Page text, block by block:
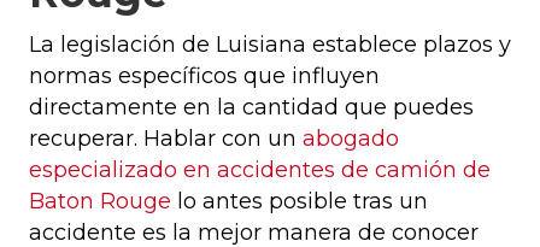
La legislación de Luisiana establece plazos y
normas específicos que influyen
directamente en la cantidad que puedes
recuperar. Hablar con un abogado
especializado en accidentes de camión de
Baton Rouge lo antes posible tras un
accidente es la mejor manera de conocer